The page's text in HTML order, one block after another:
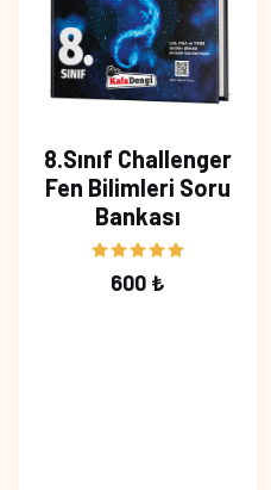
8.Sınıf Challenger
Fen Bilimleri Soru
Bankası
600 ₺